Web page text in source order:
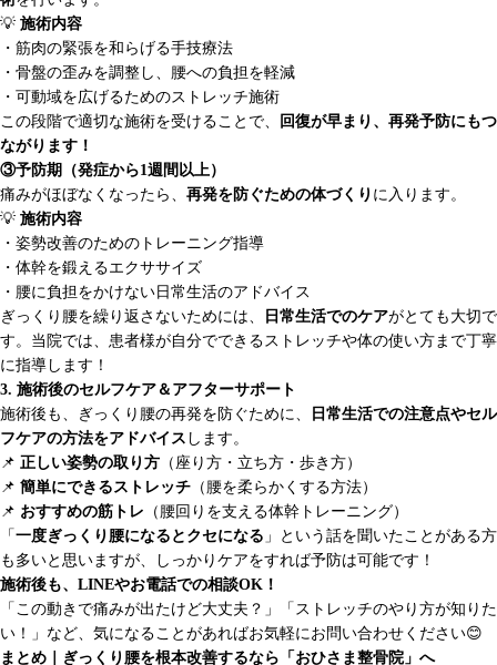
💡 施術内容
・筋肉の緊張を和らげる手技療法
・骨盤の歪みを調整し、腰への負担を軽減
・可動域を広げるためのストレッチ施術
この段階で適切な施術を受けることで、
回復が早まり、再発予防にもつ
ながります！
③予防期（発症から1週間以上）
痛みがほぼなくなったら、 再発を防ぐための体づくり に入ります。
💡 施術内容
・姿勢改善のためのトレーニング指導
・体幹を鍛えるエクササイズ
・腰に負担をかけない日常生活のアドバイス
ぎっくり腰を繰り返さないためには、
日常生活でのケアがとても大切で
す。当院では、患者様が自分でできるストレッチや体の使い方まで丁寧
に指導します！
3. 施術後のセルフケア＆アフターサポート
施術後も、ぎっくり腰の再発を防ぐために、
日常生活での注意点やセル
フケアの方法をアドバイス します。
📌 正しい姿勢の取り方 （座り方・立ち方・歩き方）
📌 簡単にできるストレッチ （腰を柔らかくする方法）
📌 おすすめの筋トレ （腰回りを支える体幹トレーニング）
「 一度ぎっくり腰になるとクセになる 」という話を聞いたことがある方
も多いと思いますが、しっかりケアをすれば予防は可能です！
施術後も、LINEやお電話での相談OK！
「この動きで痛みが出たけど大丈夫？」「ストレッチのやり方が知りた
い！」など、気になることがあればお気軽にお問い合わせください😊
まとめ｜ぎっくり腰を根本改善するなら「おひさま整骨院」へ